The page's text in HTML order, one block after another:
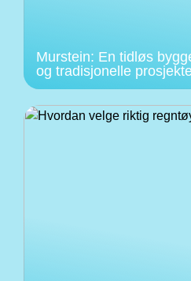
Murstein: En tidløs
og tradisjonelle